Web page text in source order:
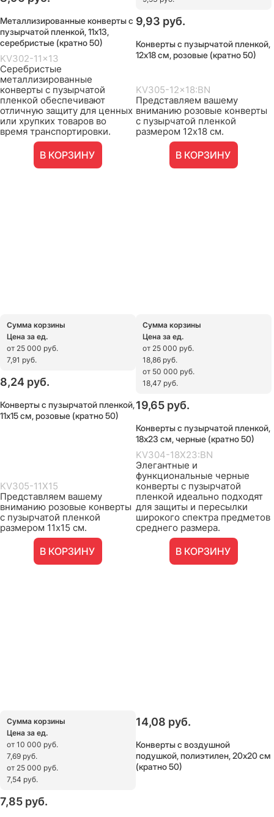
Металлизированные конверты с
пузырчатой пленкой, 11х13,
серебристые (кратно 50)
KV302-11x13
Серебристые
металлизированные
конверты с пузырчатой
пленкой обеспечивают
отличную защиту для ценных
или хрупких товаров во
время транспортировки.
В КОРЗИНУ
9,93 руб.
Конверты с пузырчатой пленкой,
12х18 см, розовые (кратно 50)
KV305-12x18:BN
Представляем вашему
вниманию розовые конверты
с пузырчатой пленкой
размером 12х18 см.
В КОРЗИНУ
Сумма корзины
Цена за ед.
от 25 000 руб.
7,91 руб.
8,24 руб.
Конверты с пузырчатой пленкой,
11х15 см, розовые (кратно 50)
KV305-11X15
Представляем вашему
вниманию розовые конверты
с пузырчатой пленкой
размером 11х15 см.
В КОРЗИНУ
Сумма корзины
Цена за ед.
от 25 000 руб.
18,86 руб.
от 50 000 руб.
18,47 руб.
19,65 руб.
Конверты с пузырчатой пленкой,
18х23 см, черные (кратно 50)
KV304-18X23:BN
Элегантные и
функциональные черные
конверты с пузырчатой
пленкой идеально подходят
для защиты и пересылки
широкого спектра предметов
среднего размера.
В КОРЗИНУ
Сумма корзины
Цена за ед.
от 10 000 руб.
7,69 руб.
от 25 000 руб.
7,54 руб.
7,85 руб.
14,08 руб.
Конверты с воздушной
подушкой, полиэтилен, 20х20 см
(кратно 50)